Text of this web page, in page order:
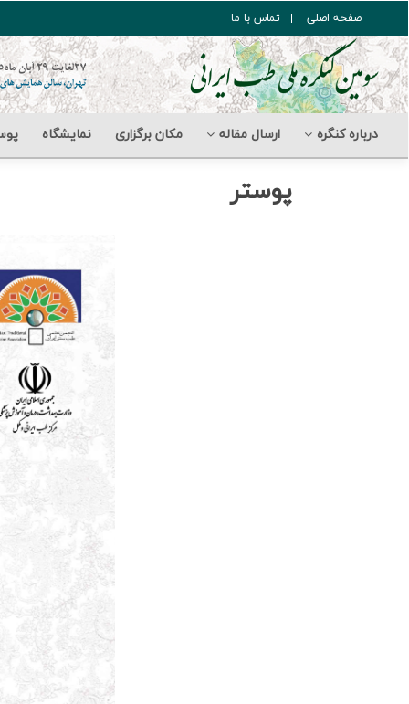
صفحه اصلی تماس با ما
درباره کنگره ارسال مقاله مکان برگزاری نمایشگاه
پوستر